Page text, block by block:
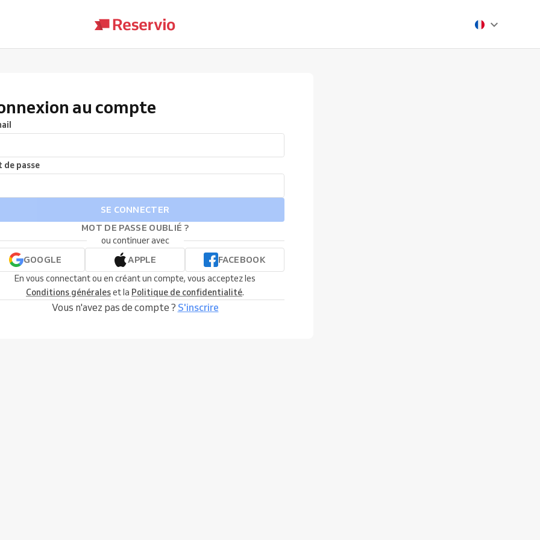
au compte
de passe
SE CONNECTER
MOT DE PASSE OUBLIÉ ?
ou continuer avec
GOOGLE
APPLE
FACEBOOK
En vous connectant ou en créant un compte, vous acceptez les
Conditions généraleset la Politique de confidentialité.
Vous n'avez pas de compte ? S'inscrire